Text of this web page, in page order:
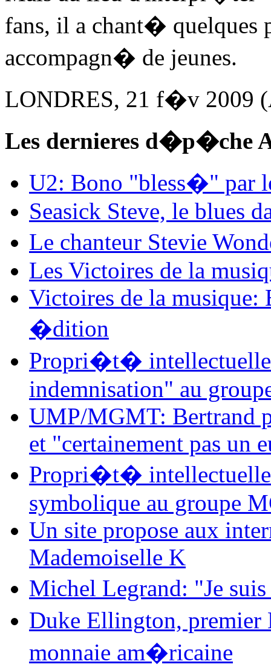
fans, il a chant� quelques
accompagn� de jeunes.
LONDRES, 21 f�v 2009
Les dernieres d�p�che
U2: Bono "bless�" par
Seasick Steve, le blues
Le chanteur Stevie
Les Victoires de la
Victoires de la musique:
�dition
Propri�t�
indemnisation" au
UMP/MGMT: Bertrand
et "certainement pas un
Propri�t�
symbolique au groupe
Un site propose aux
Mademoiselle K
Michel Legrand: "Je
Duke Ellington,
monnaie am�ricaine